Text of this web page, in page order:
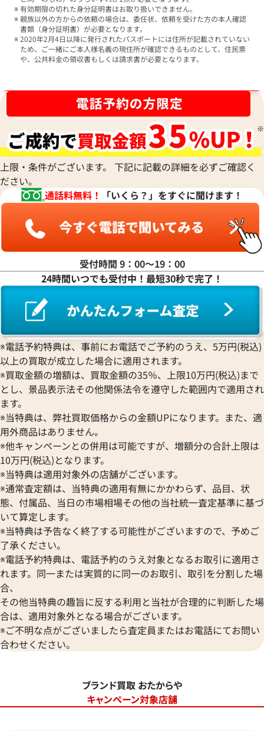
有効期限の切れた身分証明書はお取り扱いできません。
親族以外の方からの依頼の場合は、委任状、依頼を受けた方の本人確認
書類（身分証明書）が必要となります。
2020年2月4日以降に発行されたパスポートには住所が記載されていない
ため、ご一緒にご本人様名義の現住所が確認できるものとして、住民票
や、公共料金の領収書もしくは請求書が必要となります。
上限・条件がございます。 下記に記載の詳細を必ずご確認く
ださい。
通話料無料！
「いくら？」をすぐに聞けます！
受付時間 9：00〜19：00
24時間いつでも受付中！最短30秒で完了！
※電話予約特典は、事前にお電話でご予約のうえ、5万円(税込)
以上の買取が成立した場合に適用されます。
※買取金額の増額は、買取金額の35％、上限10万円(税込)まで
とし、景品表示法その他関係法令を遵守した範囲内で適用され
ます。
※当特典は、弊社買取価格からの金額UPになります。また、適
用外商品はありません。
※他キャンペーンとの併用は可能ですが、増額分の合計上限は
10万円(税込)となります。
※当特典は適用対象外の店舗がございます。
※通常査定額は、当特典の適用有無にかかわらず、品目、状
態、付属品、当日の市場相場その他の当社統一査定基準に基づ
いて算定します。
※当特典は予告なく終了する可能性がございますので、予めご
了承ください。
※電話予約特典は、電話予約のうえ対象となるお取引に適用さ
れます。同一または実質的に同一のお取引、取引を分割した場
合、
その他当特典の趣旨に反する利用と当社が合理的に判断した場
合は、適用対象外となる場合がございます。
※ご不明な点がございましたら査定員またはお電話にてお問い
合わせください。
ブランド買取 おたからや
キャンペーン対象店舗